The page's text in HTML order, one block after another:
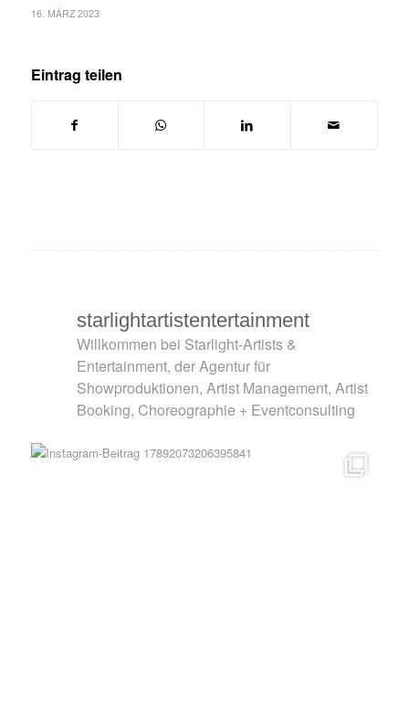
16. MÄRZ 2023
Eintrag teilen
starlightartistentertainment
Willkommen bei Starlight-Artists &
Entertainment, der Agentur für
Showproduktionen, Artist Management, Artist
Booking, Choreographie + Eventconsulting